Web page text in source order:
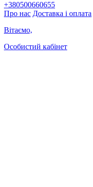
+380500660655
Про нас Доставка і оплата
Вітаємо,
Особистий кабінет